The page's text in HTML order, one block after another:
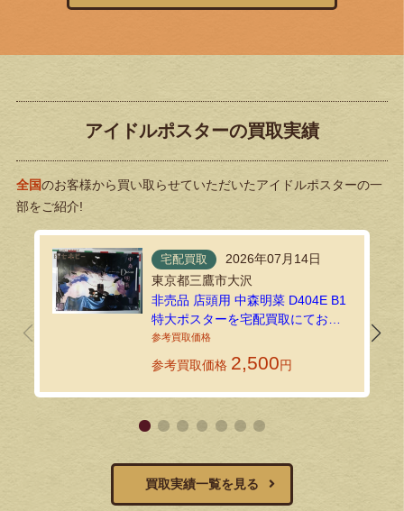
アイドルポスターの買取実績
全国のお客様から買い取らせていただいたアイドルポスターの一
部をご紹介!
宅配買取
2026年07月14日
東京都三鷹市大沢
非売品 店頭用 中森明菜 D404E B1
特大ポスターを宅配買取にてお送
りいただきました
参考買取価格 2,500円
買取実績一覧を見る